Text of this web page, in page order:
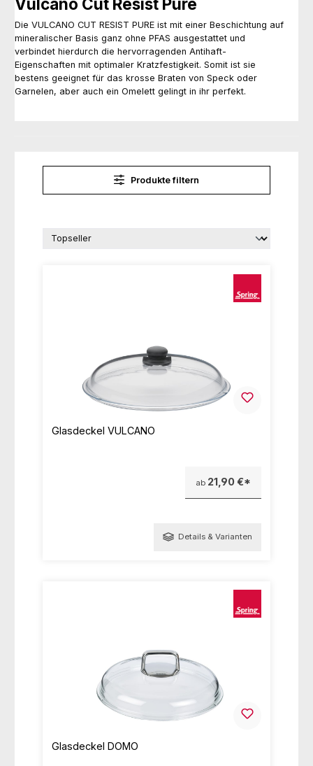
Vulcano Cut Resist Pure
Die VULCANO CUT RESIST PURE ist mit einer Beschichtung auf
mineralischer Basis ganz ohne PFAS ausgestattet und
verbindet hierdurch die hervorragenden Antihaft-
Eigenschaften mit optimaler Kratzfestigkeit. Somit ist sie
bestens geeignet für das krosse Braten von Speck oder
Garnelen, aber auch ein Omelett gelingt in ihr perfekt.
Produkte filtern
Glasdeckel VULCANO
ab 21,90 €*
Details & Varianten
Glasdeckel DOMO